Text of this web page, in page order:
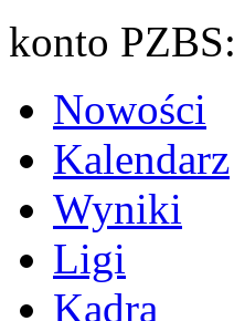
konto PZBS:
Nowości
Kalendarz
Wyniki
Ligi
Kadra